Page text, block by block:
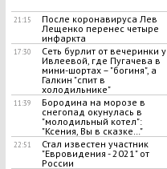
21:15
После коронавируса Лев
Лещенко перенес четыре
инфаркта
17:30
Сеть бурлит от вечеринки у
Ивлеевой, где Пугачева в
мини-шортах – "богиня", а
Галкин "спит в
холодильнике"
11:39
Бородина на морозе в
снегопад окунулась в
"молодильный котел":
"Ксения, Вы в сказке…"
22:51
Стал известен участник
"Евровидения - 2021" от
России